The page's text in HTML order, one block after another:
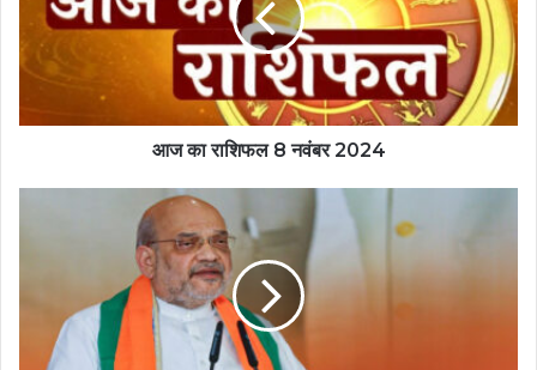
आज का राशिफल 8 नवंबर 2024